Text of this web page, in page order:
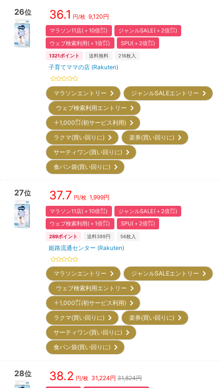
26位 36.1 円/枚 9,120円
マラソン11店(＋10倍㌽)
ジャンルSALE(＋2倍㌽)
ウェブ検索利用(＋1倍㌽)
SPU(＋2倍㌽)
1321ポイント 送料無料 216枚入
子育てママの店 (Rakuten)
マラソンエントリー
ジャンルSALEエントリー
ウェブ検索利用エントリー
＋1,000㌽(初サービス利用)
ラクマ(買い回りに)
楽券(買い回りに)
サーティワン(買い回りに)
食パン袋(買い回りに)
27位 37.7 円/枚 1,999円
マラソン11店(＋10倍㌽)
ジャンルSALE(＋2倍㌽)
ウェブ検索利用(＋1倍㌽)
SPU(＋2倍㌽)
289ポイント 送料399円 56枚入
姫路流通センター (Rakuten)
マラソンエントリー
ジャンルSALEエントリー
ウェブ検索利用エントリー
＋1,000㌽(初サービス利用)
ラクマ(買い回りに)
楽券(買い回りに)
サーティワン(買い回りに)
食パン袋(買い回りに)
28位 38.2 円/枚 31,224円 31,824円